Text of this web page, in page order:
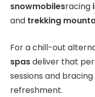
snowmobilesracing
and trekking
For a chill-out
spasdeliver that
sessions and
refreshment.